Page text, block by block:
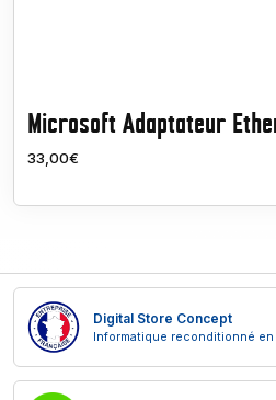
Microsoft Adaptateur
33,00€
Digital Store Concept
Informatique reconditionné en